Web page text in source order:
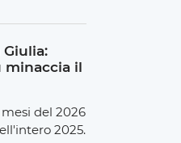
minaccia il
del 2026
2025.